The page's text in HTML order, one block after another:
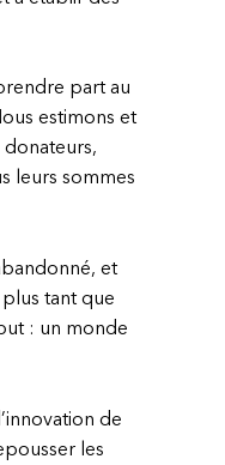
part au
estimons et
leurs sommes
et
tant que
: un monde
de
les